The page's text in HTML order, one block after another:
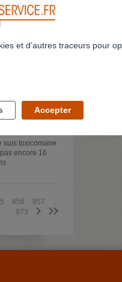
me
de la
suis toxicomane
encore 16
856 857
973
> >>
et d’autres traceurs pour
Accepter